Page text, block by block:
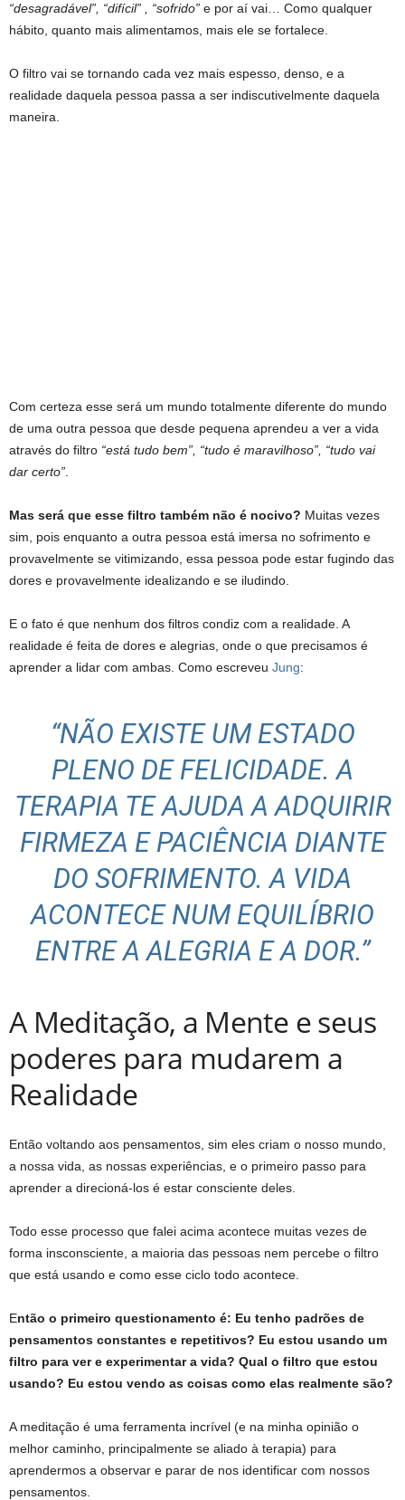
“desagradável”, “difícil” , “sofrido” e por aí vai… Como qualquer
hábito, quanto mais alimentamos, mais ele se fortalece.
O filtro vai se tornando cada vez mais espesso, denso, e a
realidade daquela pessoa passa a ser indiscutivelmente daquela
maneira.
Com certeza esse será um mundo totalmente diferente do mundo
de uma outra pessoa que desde pequena aprendeu a ver a vida
através do filtro “está tudo bem”, “tudo é maravilhoso”, “tudo vai
dar certo”
Mas será que esse filtro também não é nocivo? Muitas vezes
sim, pois enquanto a outra pessoa está imersa no sofrimento e
provavelmente se vitimizando, essa pessoa pode estar fugindo das
dores e provavelmente idealizando e se iludindo.
E o fato é que nenhum dos filtros condiz com a realidade. A
realidade é feita de dores e alegrias, onde o que precisamos é
aprender a lidar com ambas. Como escreveu Jung:
“NÃO EXISTE UM ESTADO
PLENO DE FELICIDADE. A
TERAPIA TE AJUDA A ADQUIRIR
FIRMEZA E PACIÊNCIA DIANTE
DO SOFRIMENTO. A VIDA
ACONTECE NUM EQUILÍBRIO
ENTRE A ALEGRIA E A DOR.”
A Meditação, a Mente e seus
poderes para mudarem a
Realidade
Então voltando aos pensamentos, sim eles criam o nosso mundo,
a nossa vida, as nossas experiências, e o primeiro passo para
aprender a direcioná-los é estar consciente deles.
Todo esse processo que falei acima acontece muitas vezes de
forma insconsciente, a maioria das pessoas nem percebe o filtro
que está usando e como esse ciclo todo acontece.
Então o primeiro questionamento é: Eu tenho padrões de
pensamentos constantes e repetitivos? Eu estou usando um
filtro para ver e experimentar a vida? Qual o filtro que estou
usando? Eu estou vendo as coisas como elas realmente são?
A meditação é uma ferramenta incrível (e na minha opinião o
melhor caminho, principalmente se aliado à terapia) para
aprendermos a observar e parar de nos identificar com nossos
pensamentos.